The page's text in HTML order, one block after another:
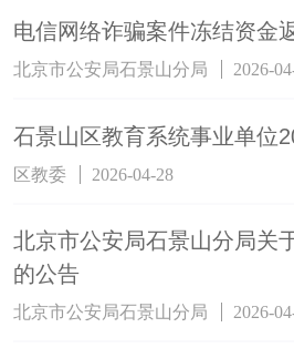
电信网络诈骗案件冻结资金
北京市公安局石景山分局 2026-
石景山区教育系统事业单位
区教委 2026-04-28
北京市公安局石景山分局关
的公告
北京市公安局石景山分局 2026-